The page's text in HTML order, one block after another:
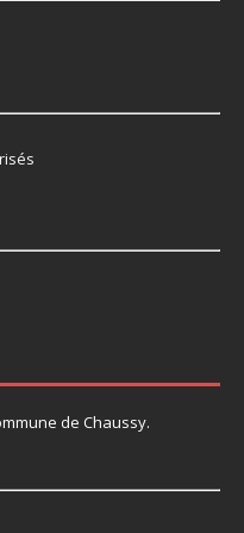
de Chaussy.